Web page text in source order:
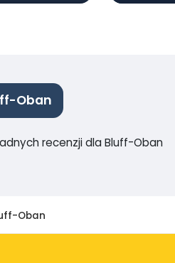
Oban
recenzji dla Bluff-Oban
Oban